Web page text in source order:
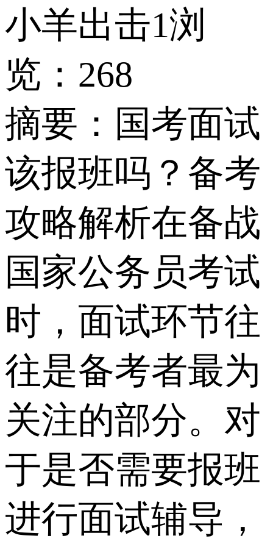
小羊出击1浏
览：268
摘要： 国考面试
该报班吗？备考
攻略解析在备战
国家公务员考试
时，面试环节往
往是备考者最为
关注的部分。对
于是否需要报班
进行面试辅导，